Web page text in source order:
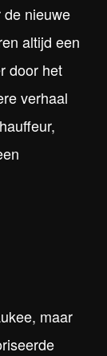
nieuwe
altijd een
door het
verhaal
maar